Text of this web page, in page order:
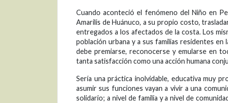
Cuando aconteció el fenómeno del Niño en
Amarilis de Huánuco, a su propio costo,
entregados a los afectados de la costa. Los
población urbana y a sus familias residentes en
debe premiarse, reconocerse y emularse en
tanta satisfacción como una acción humana
Sería una práctica inolvidable, educativa muy
asumir sus funciones vayan a vivir a una
solidario; a nivel de familia y a nivel de